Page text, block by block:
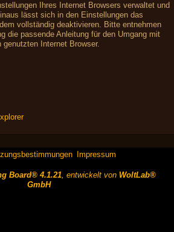
Ihres Internet Browsers verwaltet und
lässt sich in den Einstellungen das
vollständig deaktivieren. Bitte entnehmen
die passende Anleitung für den Umgang mit
Internet Browser.
Impressum
Board® 4.1.21, entwickelt von WoltLab®
GmbH